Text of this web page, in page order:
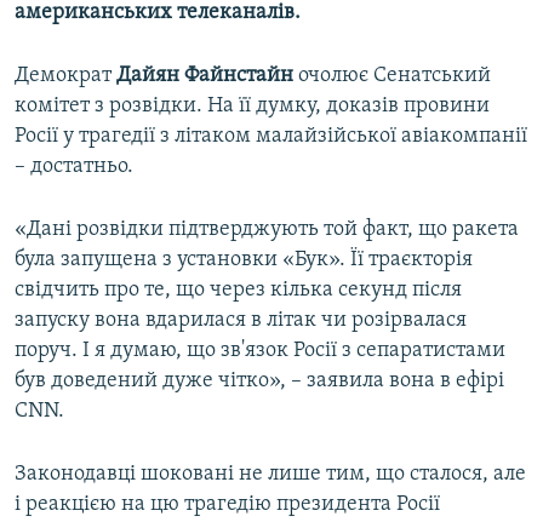
американських телеканалів.
ДемократДайян Файнстайн очолює Сенатський
комітет з розвідки. На її думку, доказів провини
Росії у трагедії з літаком малайзійської авіакомпанії
– достатньо.
«Дані розвідки підтверджують той факт, що ракета
була запущена з установки «Бук». Її траєкторія
свідчить про те, що через кілька секунд після
запуску вона вдарилася в літак чи розірвалася
поруч. І я думаю, що зв'язок Росії з сепаратистами
був доведений дуже чітко», – заявила вона в ефірі
CNN.
Законодавці шоковані не лише тим, що сталося, але
і реакцією на цю трагедію президента Росії